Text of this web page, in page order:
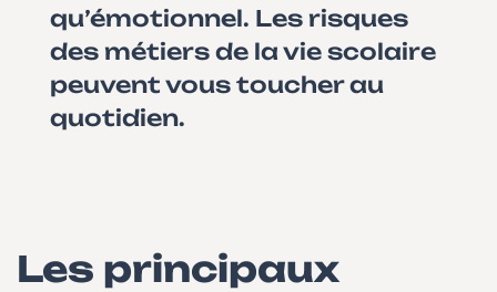
qu’émotionnel. Les risques
des métiers de la vie scolaire
peuvent vous toucher au
quotidien.
Les principaux